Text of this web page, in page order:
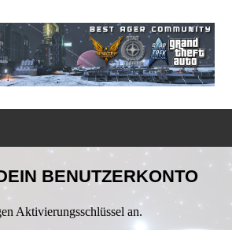
Simple
Elite
Corps
BENUTZERKONTO
Aktivierungsschlüssel an.